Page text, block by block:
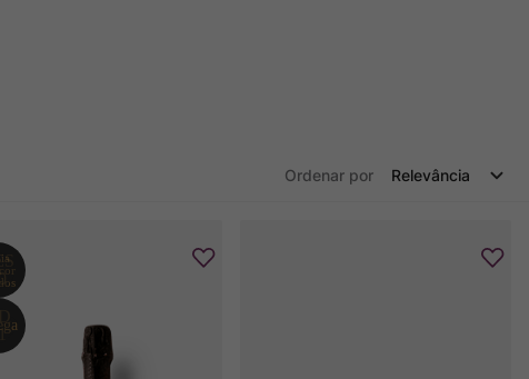
Ordenar por Relevância